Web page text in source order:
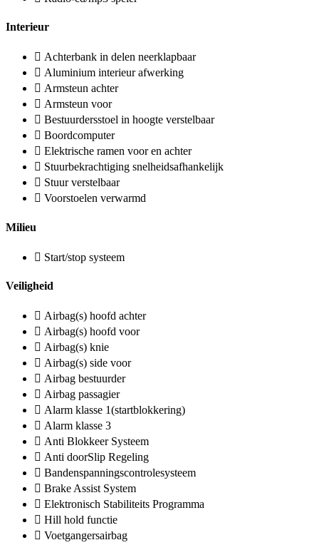
Interieur
Achterbank in delen neerklapbaar
Aluminium interieur afwerking
Armsteun achter
Armsteun voor
Bestuurdersstoel in hoogte verstelbaar
Boordcomputer
Elektrische ramen voor en achter
Stuurbekrachtiging snelheidsafhankelijk
Stuur verstelbaar
Voorstoelen verwarmd
Milieu
Start/stop systeem
Veiligheid
Airbag(s) hoofd achter
Airbag(s) hoofd voor
Airbag(s) knie
Airbag(s) side voor
Airbag bestuurder
Airbag passagier
Alarm klasse 1(startblokkering)
Alarm klasse 3
Anti Blokkeer Systeem
Anti doorSlip Regeling
Bandenspanningscontrolesysteem
Brake Assist System
Elektronisch Stabiliteits Programma
Hill hold functie
Voetgangersairbag